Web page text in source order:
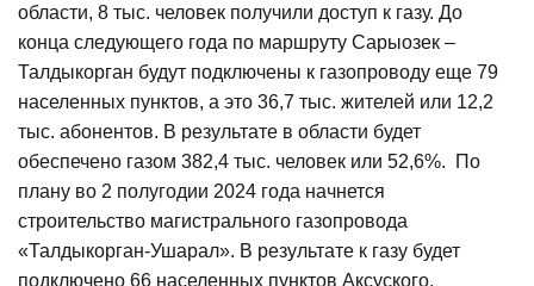
области, 8 тыс. человек получили доступ к газу. До
конца следующего года по маршруту Сарыозек –
Талдыкорган будут подключены к газопроводу еще 79
населенных пунктов, а это 36,7 тыс. жителей или 12,2
тыс. абонентов. В результате в области будет
обеспечено газом 382,4 тыс. человек или 52,6%. По
плану во 2 полугодии 2024 года начнется
строительство магистрального газопровода
«Талдыкорган-Ушарал». В результате к газу будет
подключено 66 населенных пунктов Аксуского,